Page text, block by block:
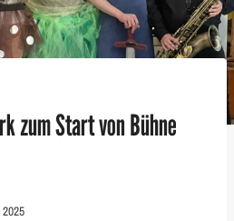
zum Start von Bühne